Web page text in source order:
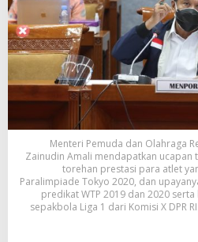
i
d
i
A
p
r
e
s
i
K
o
m
Menteri Pemuda dan Olahraga
Zainudin Amali mendapatkan ucapan
torehan prestasi para atlet
Paralimpiade Tokyo 2020, dan
predikat WTP 2019 dan 2020
sepakbola Liga 1 dari Komisi X DPR